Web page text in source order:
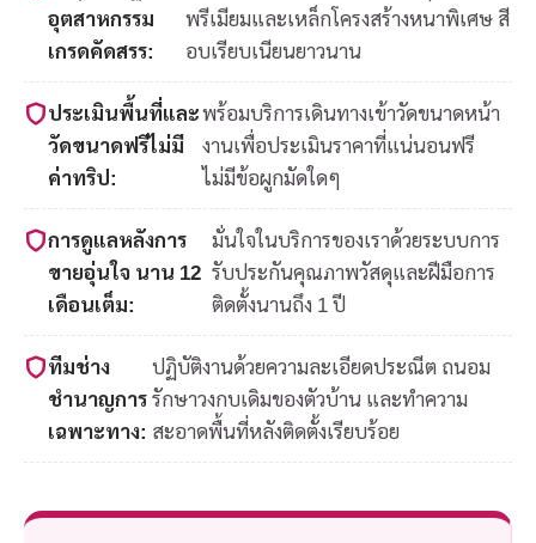
อุตสาหกรรม
เกรดคัดสรร:
พรีเมียมและเหล็กโครงสร้างหนาพิเศษ สี
อบเรียบเนียนยาวนาน
ประเมินพื้นที่และ
วัดขนาดฟรีไม่มี
ค่าทริป:
พร้อมบริการเดินทางเข้าวัดขนาดหน้า
งานเพื่อประเมินราคาที่แน่นอนฟรี
ไม่มีข้อผูกมัดใดๆ
การดูแลหลังการ
ขายอุ่นใจ นาน 12
เดือนเต็ม:
มั่นใจในบริการของเราด้วยระบบการ
รับประกันคุณภาพวัสดุและฝีมือการ
ติดตั้งนานถึง 1 ปี
ทีมช่าง
ชำนาญการ
เฉพาะทาง:
ปฏิบัติงานด้วยความละเอียดประณีต ถนอม
รักษาวงกบเดิมของตัวบ้าน และทำความ
สะอาดพื้นที่หลังติดตั้งเรียบร้อย